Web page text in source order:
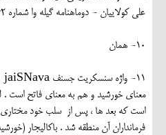
علی کولاییان - دوماهنامه گیله وا شماره 162 سال بیست و نهم 1399
10- همان
معنای خورشید و هم به معنای فاتح است .
است که بعد ها ، پس از سلب خود مختاری
فرمانداران آن منطقه شد . باکالیجار